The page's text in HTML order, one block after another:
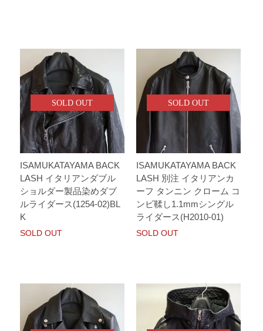
SOLD OUT
ISAMUKATAYAMA BACK
LASH イタリアンダブル
ショルダー製品染めダブ
ルライダース(1254-02)BL
K
SOLD OUT
SOLD OUT
ISAMUKATAYAMA BACK
LASH 別注 イタリアンカ
ーフ タンニン クローム コ
ンビ鞣し1.1mmシングル
ライダース(H2010-01)
SOLD OUT